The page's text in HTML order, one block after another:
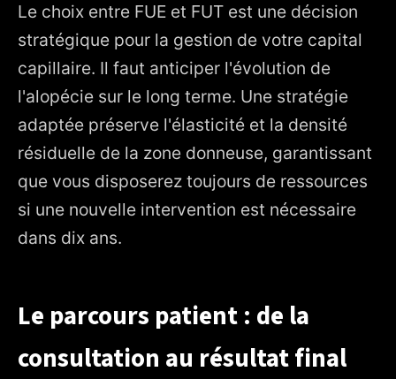
Le choix entre FUE et FUT est une décision
stratégique pour la gestion de votre capital
capillaire. Il faut anticiper l'évolution de
l'alopécie sur le long terme. Une stratégie
adaptée préserve l'élasticité et la densité
résiduelle de la zone donneuse, garantissant
que vous disposerez toujours de ressources
si une nouvelle intervention est nécessaire
dans dix ans.
Le parcours patient : de la
consultation au résultat final